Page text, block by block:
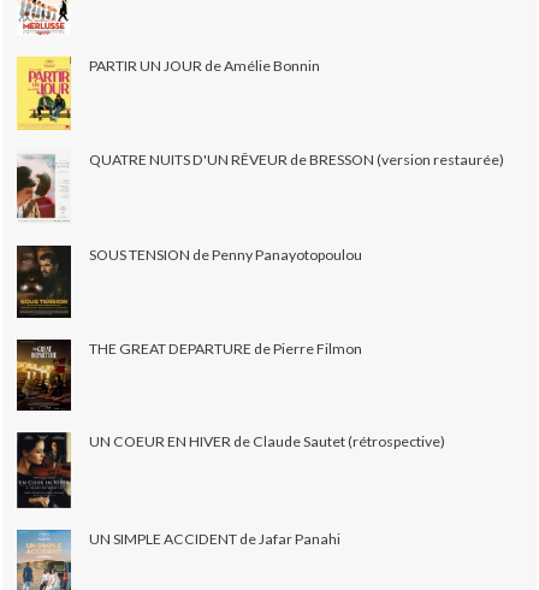
PARTIR UN JOUR de Amélie Bonnin
QUATRE NUITS D'UN RÊVEUR de BRESSON (version restaurée)
SOUS TENSION de Penny Panayotopoulou
THE GREAT DEPARTURE de Pierre Filmon
UN COEUR EN HIVER de Claude Sautet (rétrospective)
UN SIMPLE ACCIDENT de Jafar Panahi